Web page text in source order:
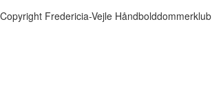
Copyright Fredericia-Vejle Håndbolddommerklub